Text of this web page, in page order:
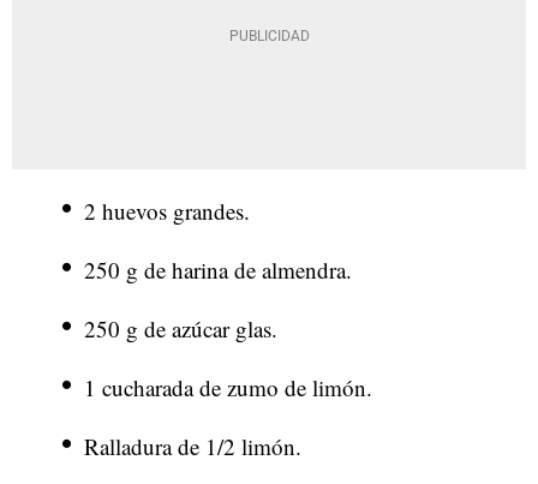
2 huevos grandes.
250 g de harina de almendra.
250 g de azúcar glas.
1 cucharada de zumo de limón.
Ralladura de 1/2 limón.